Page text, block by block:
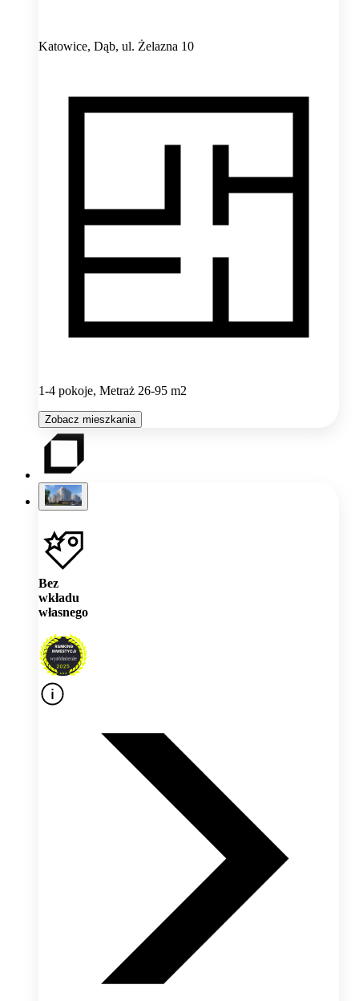
Katowice, Dąb, ul. Żelazna 10
1-4 pokoje, Metraż 26-95 m2
Zobacz mieszkania
Bez
wkładu
własnego